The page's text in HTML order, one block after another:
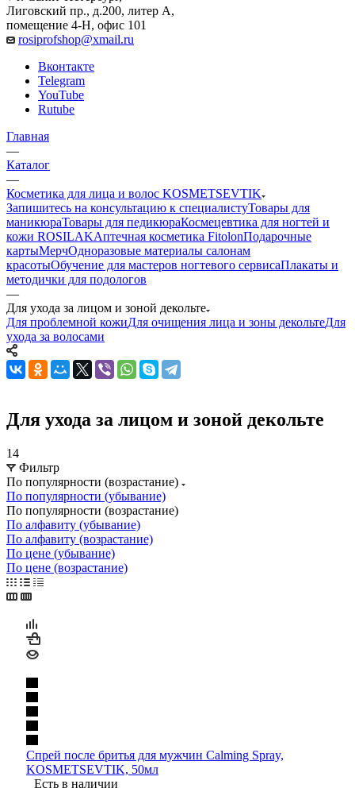
Лиговский пр., д.200, литер А,
помещение 4-Н, офис 101
rosiprofshop@xmail.ru
Вконтакте
Telegram
YouTube
Rutube
Главная
—
Каталог
—
Косметика для лица и волос KOSMETSEVTIK
Запишитесь на консультацию к специалистуТовары для
маникюраТовары для педикюраКосмецевтика для ногтей и
кожи ROSILAKАптечная косметика FitolonПодарочные
картыМерчОдноразовые материалы салонам
красотыОбучение для мастеров ногтевого сервисаПлакаты и
методички для подологов
—
Для ухода за лицом и зоной декольте
Для проблемной кожиДля очищения лица и зоны декольтеДля
ухода за волосами
Для ухода за лицом и зоной декольте
14
Фильтр
По популярности (возрастание)
По популярности (убывание)
По популярности (возрастание)
По алфавиту (убывание)
По алфавиту (возрастание)
По цене (убывание)
По цене (возрастание)
Спрей после бритья для мужчин Calming Spray,
KOSMETSEVTIK, 50мл
Есть в наличии